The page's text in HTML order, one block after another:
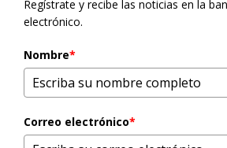
Regístrate y recibe las noticias en la
electrónico.
Nombre*
Correo electrónico*